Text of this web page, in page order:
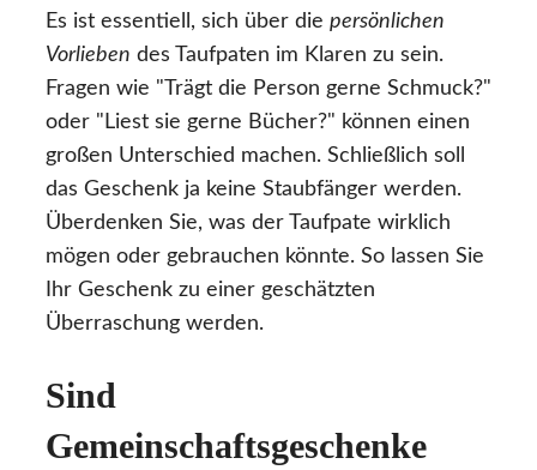
Es ist essentiell, sich über die persönlichen
Vorlieben des Taufpaten im Klaren zu sein.
Fragen wie "Trägt die Person gerne Schmuck?"
oder "Liest sie gerne Bücher?" können einen
großen Unterschied machen. Schließlich soll
das Geschenk ja keine Staubfänger werden.
Überdenken Sie, was der Taufpate wirklich
mögen oder gebrauchen könnte. So lassen Sie
Ihr Geschenk zu einer geschätzten
Überraschung werden.
Sind
Gemeinschaftsgeschenke